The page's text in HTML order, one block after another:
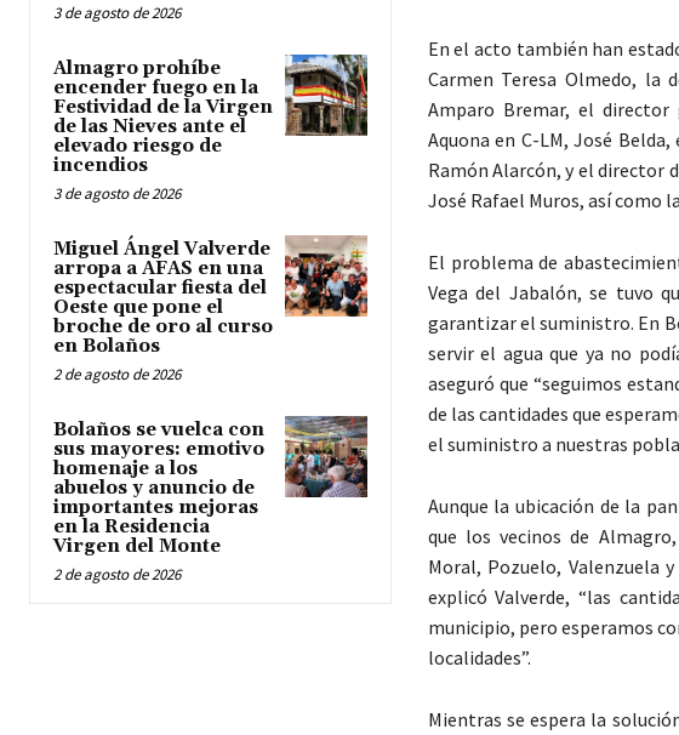
3 de agosto de 2026
Almagro prohíbe
encender fuego en la
Festividad de la Virgen
de las Nieves ante el
elevado riesgo de
incendios
3 de agosto de 2026
Miguel Ángel Valverde
arropa a AFAS en una
espectacular fiesta del
Oeste que pone el
broche de oro al curso
en Bolaños
2 de agosto de 2026
Bolaños se vuelca con
sus mayores: emotivo
homenaje a los
abuelos y anuncio de
importantes mejoras
en la Residencia
Virgen del Monte
2 de agosto de 2026
En el acto también han
Carmen Teresa Olmedo, la
Amparo Bremar, el
Aquona en C-LM, José
Ramón Alarcón, y el director
José Rafael Muros, así como
El problema de
Vega del Jabalón, se tuvo
garantizar el suministro. En
servir el agua que ya no
aseguró que “seguimos
de las cantidades que
el suministro a nuestras
Aunque la ubicación de la
que los vecinos de
Moral, Pozuelo, Valenzuela
explicó Valverde, “las
municipio, pero esperamos
localidades”.
Mientras se espera la